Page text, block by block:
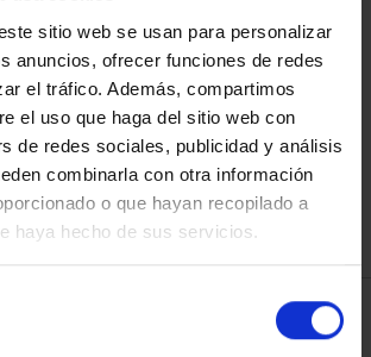
sitio web se usan para personalizar
anuncios, ofrecer funciones de redes
el tráfico. Además, compartimos
el uso que haga del sitio web con
de redes sociales, publicidad y análisis
combinarla con otra información
o que hayan recopilado a
haya hecho de sus servicios.
REFINAR